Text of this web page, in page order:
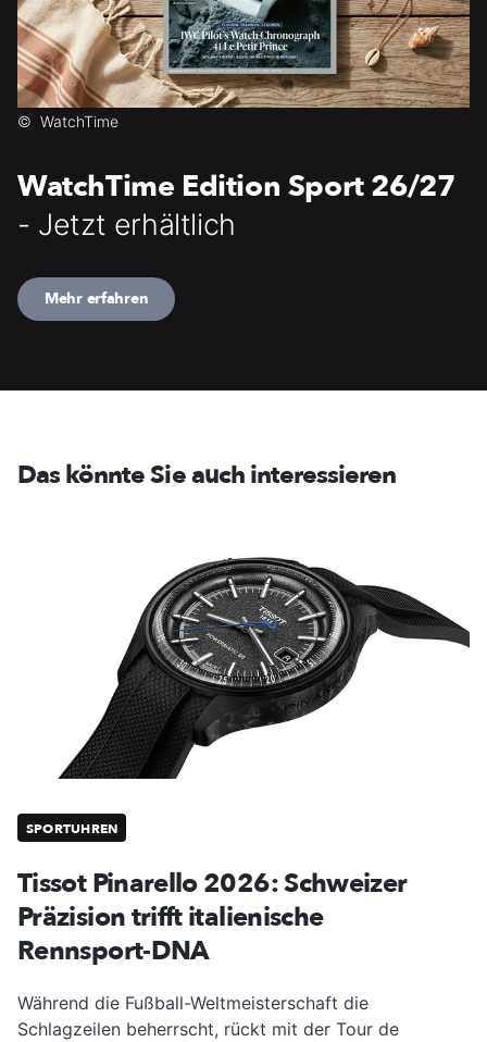
© WatchTime
WatchTime Edition Sport 26/27
- Jetzt erhältlich
Mehr erfahren
Das könnte Sie auch interessieren
SPORTUHREN
Tissot Pinarello 2026: Schweizer
Präzision trifft italienische
Rennsport-DNA
Während die Fußball-Weltmeisterschaft die
Schlagzeilen beherrscht, rückt mit der Tour de